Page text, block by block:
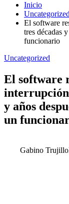
Inicio
Uncategorized
El software
tres décadas
funcionario
Uncategorized
El software
interrupción
y años
un
Gabino Trujillo